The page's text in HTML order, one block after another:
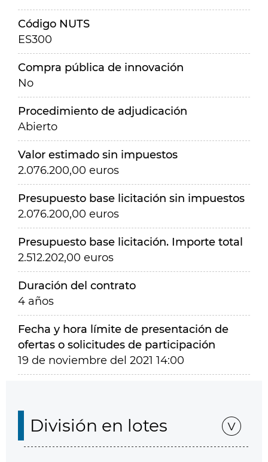
Código NUTS
ES300
Compra pública de innovación
No
Procedimiento de adjudicación
Abierto
Valor estimado sin impuestos
2.076.200,00 euros
Presupuesto base licitación sin impuestos
2.076.200,00 euros
Presupuesto base licitación. Importe total
2.512.202,00 euros
Duración del contrato
4 años
Fecha y hora límite de presentación de
ofertas o solicitudes de participación
19 de noviembre del 2021 14:00
División en lotes